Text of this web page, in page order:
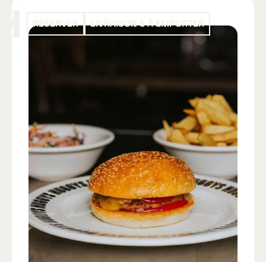
RÉSERVER LIVRAISON & À EMPORTER